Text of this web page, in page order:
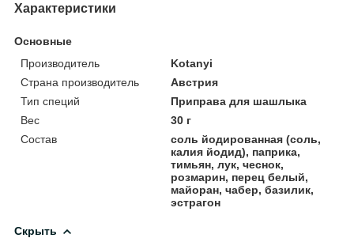
Характеристики
Основные
Производитель
Kotanyi
Страна производитель
Австрия
Тип специй
Приправа для шашлыка
Вес
30 г
Состав
соль йодированная (соль,
калия йодид), паприка,
тимьян, лук, чеснок,
розмарин, перец белый,
майоран, чабер, базилик,
эстрагон
Скрыть